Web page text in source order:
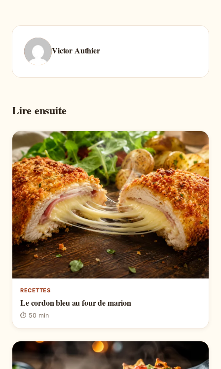
Victor Authier
Lire ensuite
RECETTES
Le cordon bleu au four de marion
⏱ 50 min